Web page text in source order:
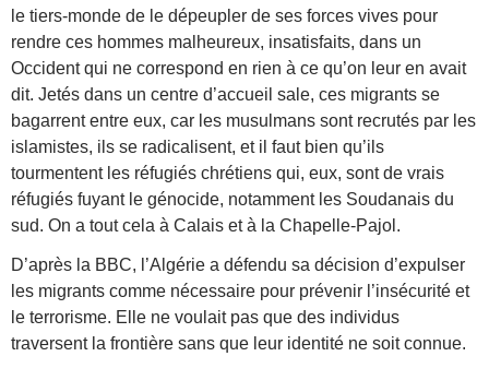
le tiers-monde de le dépeupler de ses forces vives pour
rendre ces hommes malheureux, insatisfaits, dans un
Occident qui ne correspond en rien à ce qu’on leur en avait
dit. Jetés dans un centre d’accueil sale, ces migrants se
bagarrent entre eux, car les musulmans sont recrutés par les
islamistes, ils se radicalisent, et il faut bien qu’ils
tourmentent les réfugiés chrétiens qui, eux, sont de vrais
réfugiés fuyant le génocide, notamment les Soudanais du
sud. On a tout cela à Calais et à la Chapelle-Pajol.
D’après la BBC, l’Algérie a défendu sa décision d’expulser
les migrants comme nécessaire pour prévenir l’insécurité et
le terrorisme. Elle ne voulait pas que des individus
traversent la frontière sans que leur identité ne soit connue.